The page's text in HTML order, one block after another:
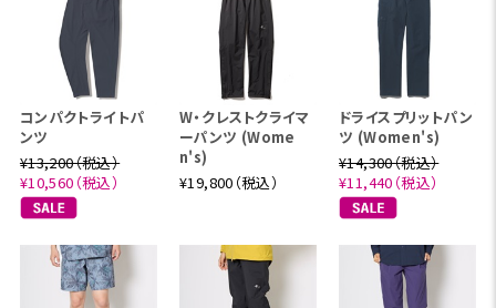
コンパクトライトパ
ンツ
¥13,200（税込）
¥10,560（税込）
W・クレストクライマ
ーパンツ (Wome
n's)
¥19,800（税込）
ドライスプリットパン
ツ (Women's)
¥14,300（税込）
¥11,440（税込）